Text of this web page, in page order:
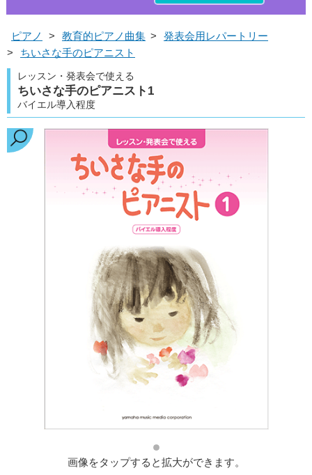
ピアノ > 教育的ピアノ曲集 >
発表会用レパートリー
>
ちいさな手のピアニスト
レッスン・発表会で使える
ちいさな手のピアニスト1
バイエル導入程度
画像をタップすると拡大ができます。